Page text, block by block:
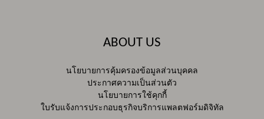
ABOUT US
นโยบายการคุ้มครองข้อมูลส่วนบุคคล
ประกาศความเป็นส่วนตัว
นโยบายการใช้คุกกี้
ใบรับแจ้งการประกอบธุรกิจบริการแพลตฟอร์มดิจิทัล